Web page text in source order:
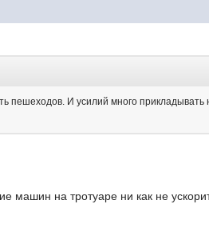
пешеходов. И усилий много прикладывать
машин на тротуаре ни как не